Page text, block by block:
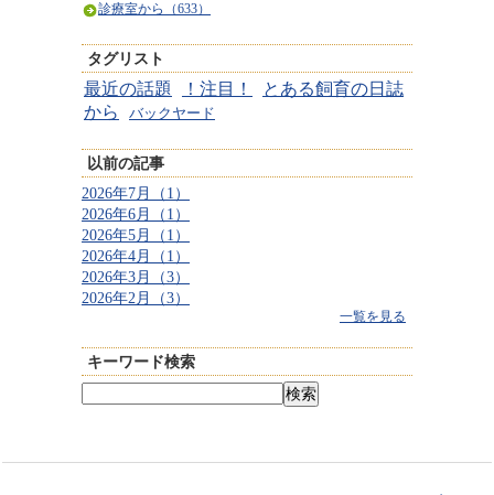
診療室から（633）
タグリスト
最近の話題 ！注目！
とある飼育の日誌
から
バックヤード
以前の記事
2026年7月（1）
2026年6月（1）
2026年5月（1）
2026年4月（1）
2026年3月（3）
2026年2月（3）
一覧を見る
キーワード検索